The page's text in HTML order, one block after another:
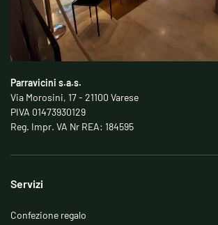
Parravicini s.a.s.
Via Morosini, 17 - 21100 Varese
PIVA 01473930129
Reg. Impr. VA Nr REA: 184595
Servizi
Confezione regalo